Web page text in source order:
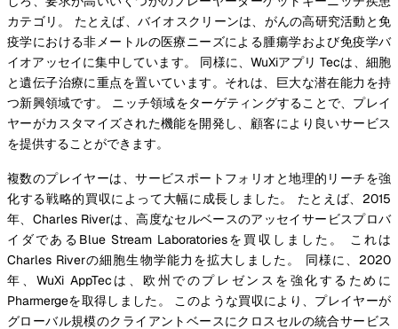
カテゴリ。 たとえば、バイオスクリーンは、がんの高研究活動と免
疫学における非メートルの医療ニーズによる腫瘍学および免疫学バ
イオアッセイに集中しています。 同様に、WuXiアプリ Tecは、細胞
と遺伝子治療に重点を置いています。それは、巨大な潜在能力を持
つ新興領域です。 ニッチ領域をターゲティングすることで、プレイ
ヤーがカスタマイズされた機能を開発し、顧客により良いサービス
を提供することができます。
複数のプレイヤーは、サービスポートフォリオと地理的リーチを強
化する戦略的買収によって大幅に成長しました。 たとえば、2015
年、Charles Riverは、高度なセルベースのアッセイサービスプロバ
イダであるBlue Stream Laboratoriesを買収しました。 これは
Charles Riverの細胞生物学能力を拡大しました。 同様に、2020
年、WuXi AppTecは、欧州でのプレゼンスを強化するために
Pharmergeを取得しました。 このような買収により、プレイヤーが
グローバル規模のクライアントベースにクロスセルの統合サービス